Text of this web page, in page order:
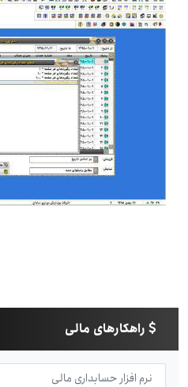
راهکارهای مالی
نرم افزار حسابداری مالی